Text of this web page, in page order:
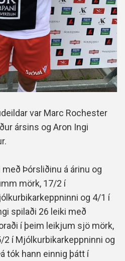
var Marc Rochester
ársins og Aron Ingi
Þórsliðinu á árinu og
mörk, 17/2 í
og 4/1 í
spilaði 26 leiki með
í þeim leikjum sjö mörk,
2 í Mjólkurbikarkeppninni og
tók hann einnig þátt í